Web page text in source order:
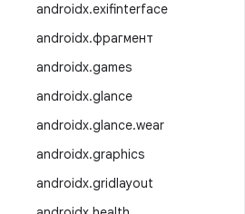
androidx.exifinterface
androidx.фрагмент
androidx.games
androidx.glance
androidx.glance.wear
androidx.graphics
androidx.gridlayout